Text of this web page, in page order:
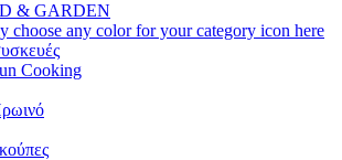
& GARDEN
choose any color for your category icon here
Cooking